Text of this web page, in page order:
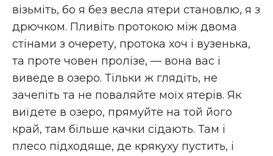
вiзьмiть, бо я без весла ятери становлю, я з
дрючком. Пливiть протокою мiж двома
стiнами з очерету, протока хоч i вузенька,
та проте човен пролiзе, — вона вас i
виведе в озеро. Тiльки ж глядiть, не
зачепiть та не поваляйте моїх ятерiв. Як
виїдете в озеро, прямуйте на той його
край, там бiльше качки сiдають. Там i
плесо пiдходяще, де крякуху пустить, i